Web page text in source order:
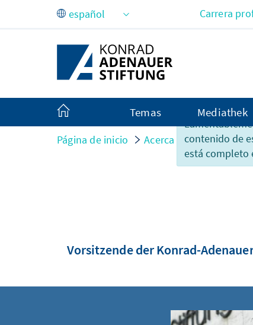
Saltar al contenido principal
contenido de
está completo
Carrera
Temas Mediathek
Página de inicio Acerca de nosotros
Vorsitzende der Konrad-